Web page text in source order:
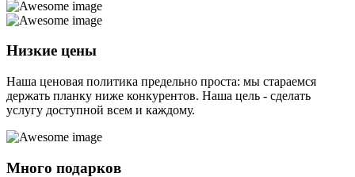
Низкие цены
Наша ценовая политика предельно проста: мы стараемся
держать планку ниже конкурентов. Наша цель - сделать
услугу доступной всем и каждому.
Много подарков